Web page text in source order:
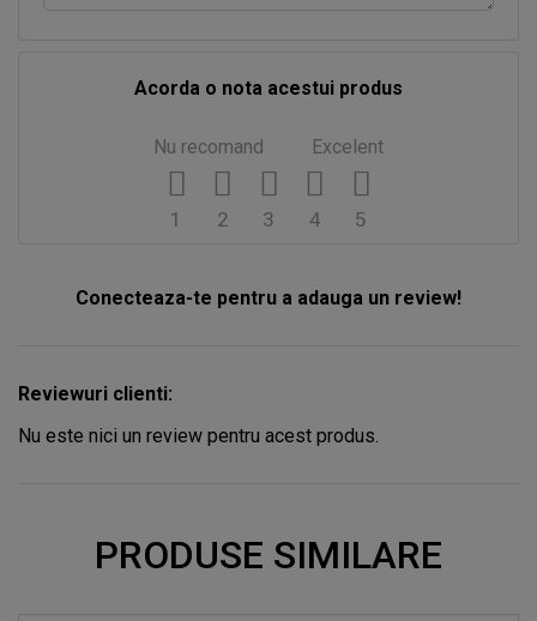
Acorda o nota acestui produs
Nu recomand Excelent
5
4
3
2
1
Conecteaza-te pentru a adauga un review!
Reviewuri clienti:
Nu este nici un review pentru acest produs.
PRODUSE SIMILARE